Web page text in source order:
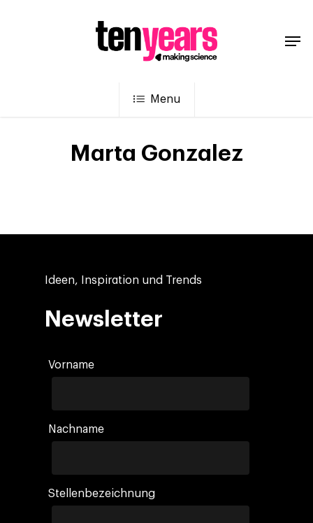
Menu
Marta Gonzalez
Ideen, Inspiration und Trends
Newsletter
Vorname
Nachname
Stellenbezeichnung